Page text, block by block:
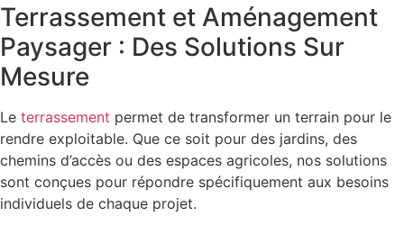
Terrassement et Aménagement
Paysager : Des Solutions Sur
Mesure
Le terrassement permet de transformer un terrain pour le
rendre exploitable. Que ce soit pour des jardins, des
chemins d’accès ou des espaces agricoles, nos solutions
sont conçues pour répondre spécifiquement aux besoins
individuels de chaque projet.